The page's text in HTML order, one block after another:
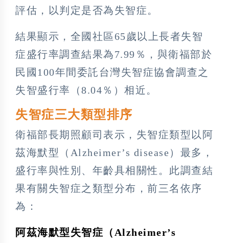
評估，以判定是否為失智症。
結果顯示，全國社區65歲以上長者失智
症盛行率調查結果為7.99％，與衛福部於
民國100年間委託台灣失智症協會調查之
失智盛行率（8.04％）相近。
失智症三大類型排序
衛福部長期照顧司表示，失智症類型以阿
茲海默型（Alzheimer’s disease）最多，
盛行率與性別、年齡具相關性。此調查結
果有關失智症之類型分布，前三名依序
為：
阿茲海默型失智症（Alzheimer’s